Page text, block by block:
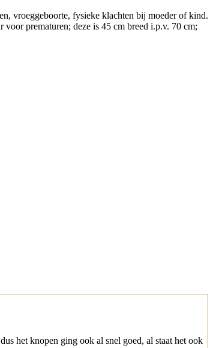
vroeggeboorte, fysieke klachten bij moeder of kind.
prematuren; deze is 45 cm breed i.p.v. 70 cm;
het knopen ging ook al snel goed, al staat het ook